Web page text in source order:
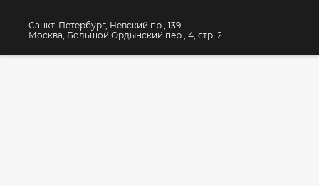
Санкт-Петербург, Невский пр., 139
Москва, Большой Ордынский пер., 4, стр. 2